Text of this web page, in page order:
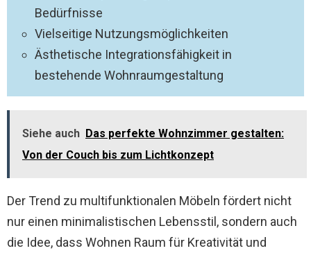
Bedürfnisse
Vielseitige Nutzungsmöglichkeiten
Ästhetische Integrationsfähigkeit in
bestehende Wohnraumgestaltung
Siehe auch Das perfekte Wohnzimmer gestalten:
Von der Couch bis zum Lichtkonzept
Der Trend zu multifunktionalen Möbeln fördert nicht
nur einen minimalistischen Lebensstil, sondern auch
die Idee, dass Wohnen Raum für Kreativität und